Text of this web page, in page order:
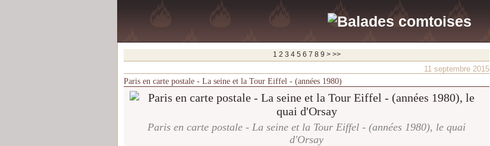
1 2 3 4 5 6 7 8 9 > >>
11 septembre 2015
Paris en carte postale - La seine et la Tour Eiffel - (années 1980)
Paris en carte postale - La seine et la Tour Eiffel - (années 1980), le quai
d'Orsay